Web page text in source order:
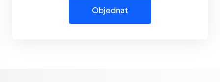
Objednat